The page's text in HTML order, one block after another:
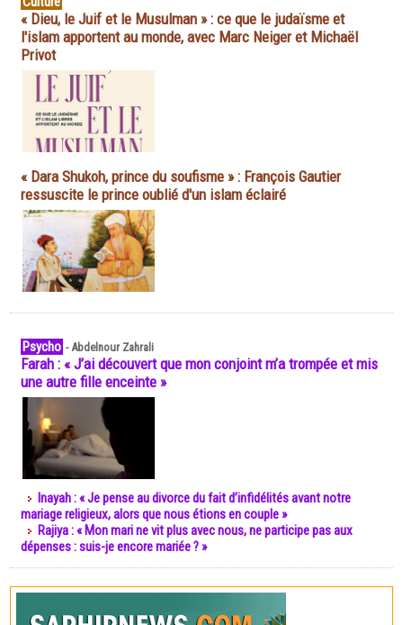
« Dieu, le Juif et le Musulman » : ce que le judaïsme et
l'islam apportent au monde, avec Marc Neiger et Michaël
Privot
« Dara Shukoh, prince du soufisme » : François Gautier
ressuscite le prince oublié d'un islam éclairé
Psycho -Abdelnour Zahrali
Farah : « J’ai découvert que mon conjoint m’a trompée et mis
une autre fille enceinte »
Inayah : « Je pense au divorce du fait d’infidélités avant notre
mariage religieux, alors que nous étions en couple »
Rajiya : « Mon mari ne vit plus avec nous, ne participe pas aux
dépenses : suis-je encore mariée ? »